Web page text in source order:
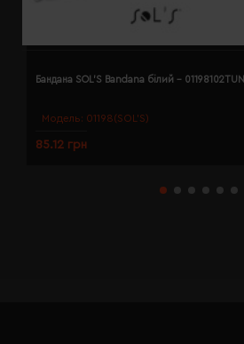
Модель: 01198(SOL’S)
Бандана SOL'S Bandana білий - 01198102TUN
85.12 грн